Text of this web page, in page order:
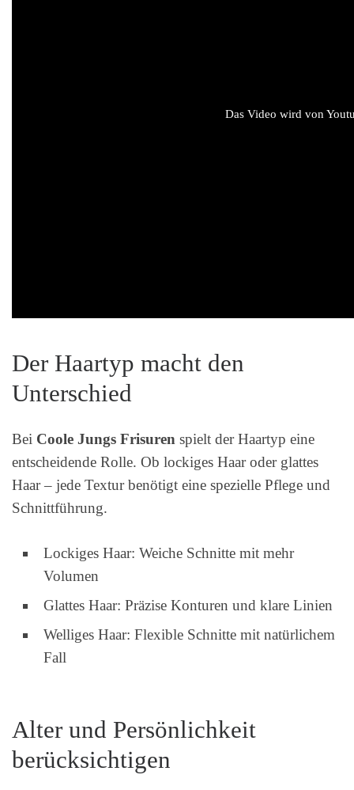
Das Video wird von
Der Haartyp macht den
Unterschied
Bei Coole Jungs Frisuren spielt der Haartyp eine
entscheidende Rolle. Ob lockiges Haar oder glattes
Haar – jede Textur benötigt eine spezielle Pflege und
Schnittführung.
Lockiges Haar: Weiche Schnitte mit mehr
Volumen
Glattes Haar: Präzise Konturen und klare Linien
Welliges Haar: Flexible Schnitte mit natürlichem
Fall
Alter und Persönlichkeit
berücksichtigen